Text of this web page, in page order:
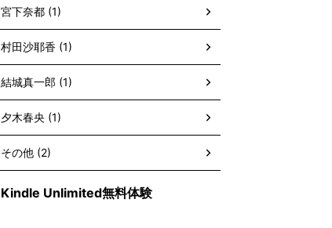
宮下奈都 (1)
村田沙耶香 (1)
結城真一郎 (1)
夕木春央 (1)
その他 (2)
Kindle Unlimited無料体験